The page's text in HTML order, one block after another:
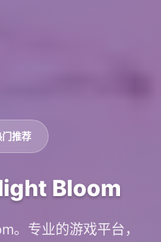
门推荐
Bloom
。专业的游戏平台，